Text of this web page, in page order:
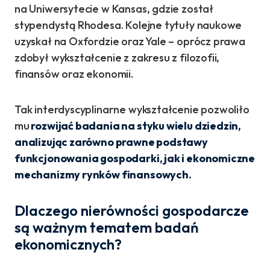
na Uniwersytecie w Kansas, gdzie został
stypendystą Rhodesa. Kolejne tytuły naukowe
uzyskał na Oxfordzie oraz Yale – oprócz prawa
zdobył wykształcenie z zakresu z filozofii,
finansów oraz ekonomii.
Tak interdyscyplinarne wykształcenie pozwoliło
murozwijać badania na styku wielu dziedzin,
analizując zarówno prawne podstawy
funkcjonowania gospodarki, jak i ekonomiczne
mechanizmy rynków finansowych.
Dlaczego nierówności gospodarcze
są ważnym tematem badań
ekonomicznych?